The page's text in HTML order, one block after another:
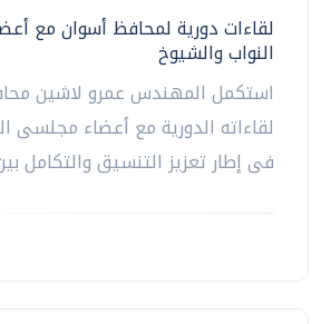
لقاءات دورية لمحافظ أسوان مع
النواب والشيوخ
استكمل المهندس عمرو لاشين
لقاءاته الدورية مع أعضاء مجلسى
فى إطار تعزيز التنسيق والتكامل